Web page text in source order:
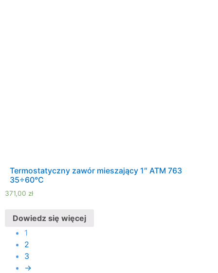
Termostatyczny zawór mieszający 1″ ATM 763
35÷60°C
371,00 zł
Dowiedz się więcej
1
2
3
→